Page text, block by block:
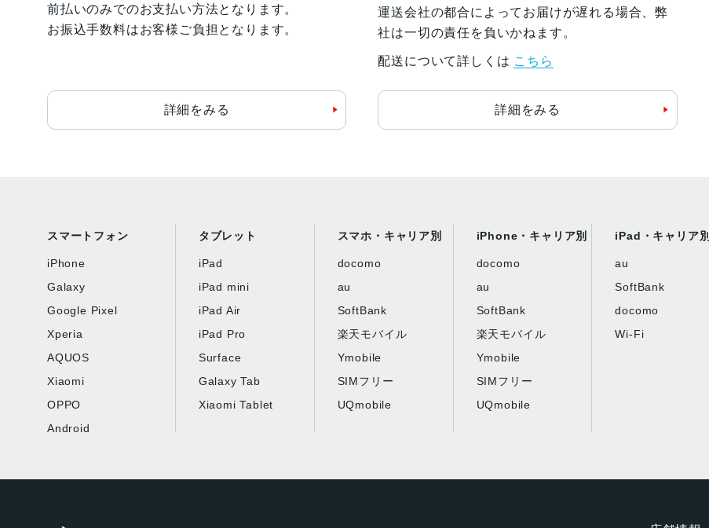
前払いのみでのお支払い方法となります。
お振込手数料はお客様ご負担となります。
詳細をみる
運送会社の都合によってお届けが遅れる場合、弊
社は一切の責任を負いかねます。
配送について詳しくは こちら
詳細をみる
スマートフォン
iPhone
Galaxy
Google Pixel
Xperia
AQUOS
Xiaomi
OPPO
Android
タブレット
iPad
iPad mini
iPad Air
iPad Pro
Surface
Galaxy Tab
Xiaomi Tablet
スマホ・キャリア別
docomo
au
SoftBank
楽天モバイル
Ymobile
SIMフリー
UQmobile
iPhone・キャリア別
docomo
au
SoftBank
楽天モバイル
Ymobile
SIMフリー
UQmobile
iPad・キャリア別
au
SoftBank
docomo
Wi-Fi